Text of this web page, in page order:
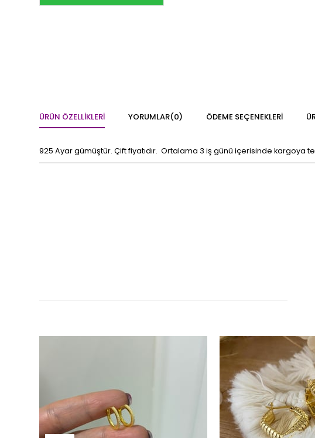
ÜRÜN ÖZELLIKLERI YORUMLAR(0) ÖDEME SEÇENEKLERI
925 Ayar gümüştür. Çift fiyatıdır. Ortalama 3 iş günü içerisinde kargoya